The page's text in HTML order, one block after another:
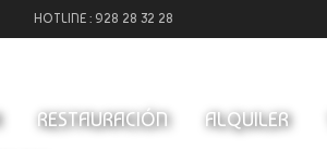
HOTLINE : 928 28 32 28
RESTAURACIÓN ALQUILER